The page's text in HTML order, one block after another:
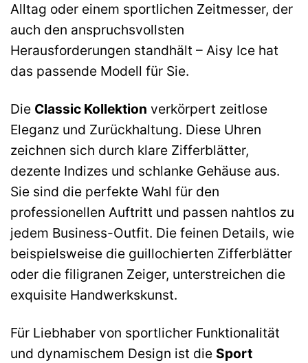
Alltag oder einem sportlichen Zeitmesser, der
auch den anspruchsvollsten
Herausforderungen standhält – Aisy Ice hat
das passende Modell für Sie.
Die Classic Kollektion verkörpert zeitlose
Eleganz und Zurückhaltung. Diese Uhren
zeichnen sich durch klare Zifferblätter,
dezente Indizes und schlanke Gehäuse aus.
Sie sind die perfekte Wahl für den
professionellen Auftritt und passen nahtlos zu
jedem Business-Outfit. Die feinen Details, wie
beispielsweise die guillochierten Zifferblätter
oder die filigranen Zeiger, unterstreichen die
exquisite Handwerkskunst.
Für Liebhaber von sportlicher Funktionalität
und dynamischem Design ist die Sport